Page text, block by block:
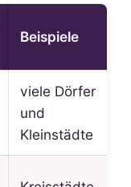
Beispiele
viele Dörfer
und
Kleinstädte